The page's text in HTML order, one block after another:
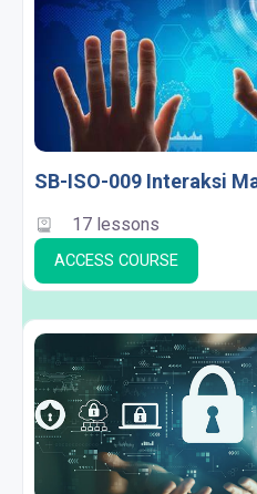
17 lessons
ACCESS COURSE